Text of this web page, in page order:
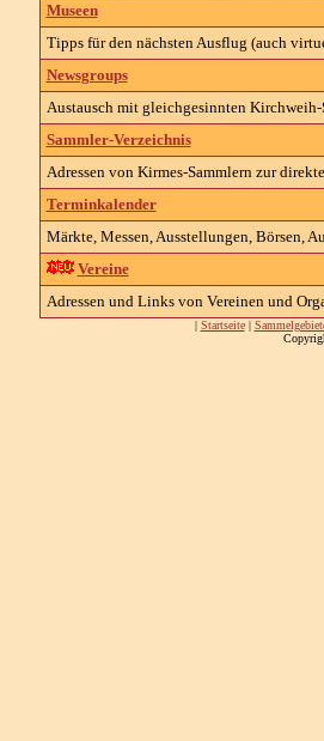
Museen
Tipps für den nächsten Ausflug (auch
Newsgroups
Austausch mit gleichgesinnten Kirchweih-
Sammler-Verzeichnis
Adressen von Kirmes-Sammlern zur
Terminkalender
Märkte, Messen, Ausstellungen, Börsen,
Vereine
Adressen und Links von Vereinen und
| Startseite|